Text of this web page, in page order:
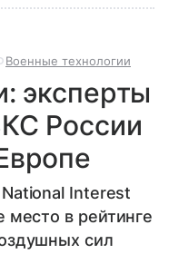
Военные технологии
эксперты
России
Interest
место в рейтинге
сил